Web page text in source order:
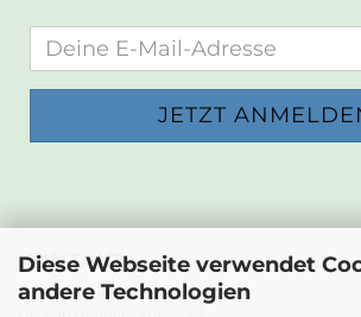
Diese Webseite verwendet
andere Technologien
KONTAKT
Die Papierwerkstatt